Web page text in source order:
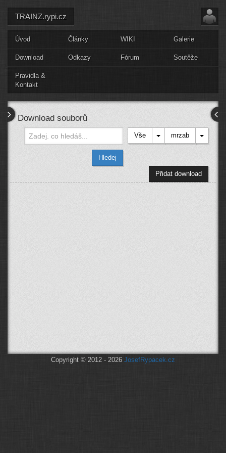
TRAINZ.rypi.cz
Úvod Články WIKI Galerie
Download Odkazy Fórum Soutěže
Pravidla &
Kontakt
Download souborů
Hledej
Vše mrzab
Přidat download
Copyright © 2012 - 2026 JosefRypacek.cz